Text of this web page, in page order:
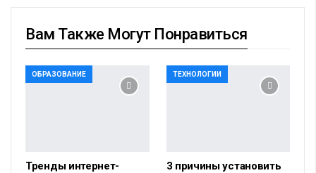
Вам Также Могут Понравиться
ОБРАЗОВАНИЕ
Тренды интернет-
ТЕХНОЛОГИИ
3 причины установить